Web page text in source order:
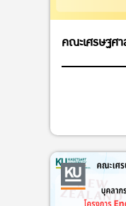
คณะเศรษฐศ